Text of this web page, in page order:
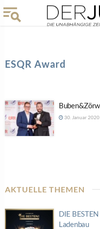
ESQR Award
30. Januar 2020
AKTUELLE THEMEN
DIE
Ladenbau